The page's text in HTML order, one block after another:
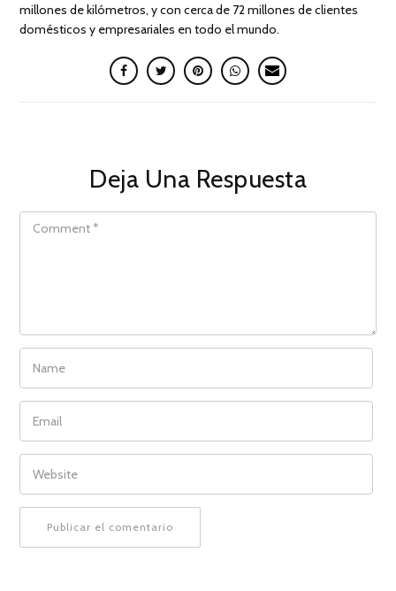
millones de kilómetros, y con cerca de 72 millones de clientes
domésticos y empresariales en todo el mundo.
Deja Una Respuesta
COMMENT
NAME
EMAIL
WEBSITE